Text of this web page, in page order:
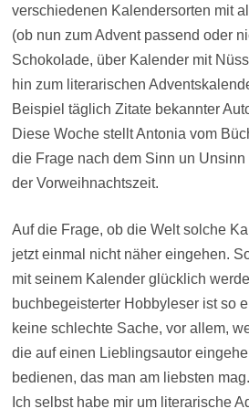
verschiedenen Kalendersorten mit
(ob nun zum Advent passend oder
Schokolade, über Kalender mit
hin zum literarischen
Beispiel täglich Zitate bekannter
Diese Woche stellt Antonia vom
die Frage nach dem Sinn un
der Vorweihnachtszeit.
Auf die Frage, ob die Welt solche
jetzt einmal nicht näher eingehen.
mit seinem Kalender glücklich
buchbegeisterter Hobbyleser ist so
keine schlechte Sache, vor allem,
die auf einen Lieblingsautor
bedienen, das man am liebsten mag.
Ich selbst habe mir um literarische